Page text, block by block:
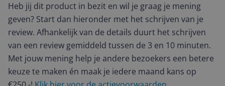
Heb jij dit product in bezit en wil je graag je mening
geven? Start dan hieronder met het schrijven van je
review. Afhankelijk van de details duurt het schrijven
van een review gemiddeld tussen de 3 en 10 minuten.
Met jouw mening help je andere bezoekers een betere
keuze te maken én maak je iedere maand kans op